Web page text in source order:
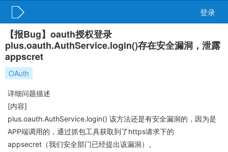
登录
【报Bug】oauth授权登录
plus.oauth.AuthService.login()存在安全漏洞，泄露
appscret
OAuth
详细问题描述
[内容]
plus.oauth.AuthService.login() 该方法还是有安全漏洞的，因为是
APP端调用的，通过抓包工具获取到了https请求下的
appsecret（我们安全部门已经提出该漏洞）。